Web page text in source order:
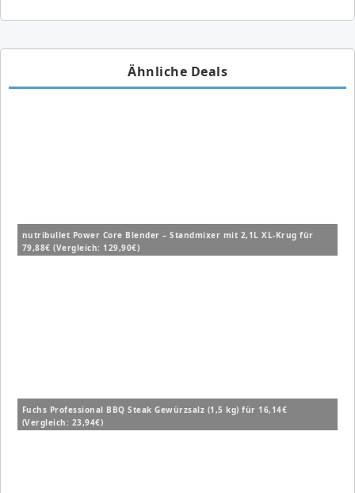
Ähnliche Deals
nutribullet Power Core Blender – Standmixer mit 2,1L XL-Krug für
79,88€ (Vergleich: 129,90€)
Fuchs Professional BBQ Steak Gewürzsalz (1,5 kg) für 16,14€
(Vergleich: 23,94€)